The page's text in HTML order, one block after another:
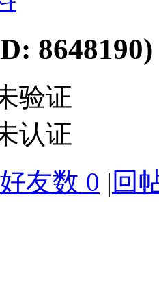
8648190)
验证
认证
好友数 0 | 回